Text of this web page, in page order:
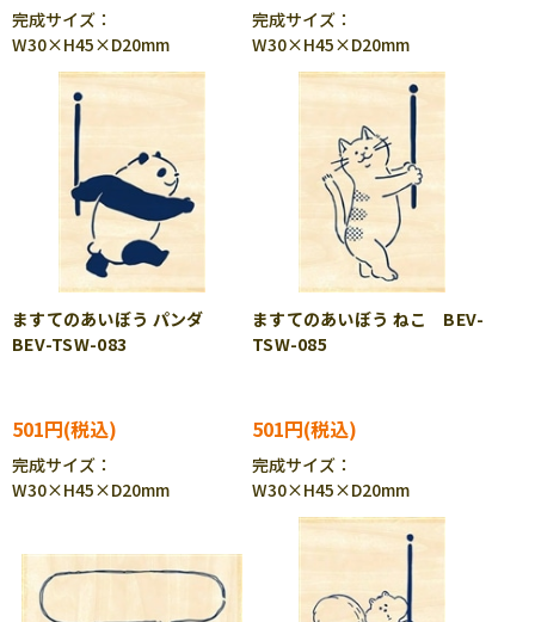
完成サイズ：
W30×H45×D20mm
完成サイズ：
W30×H45×D20mm
ますてのあいぼう パンダ
BEV-TSW-083
501円
完成サイズ：
W30×H45×D20mm
ますてのあいぼう ねこ BEV-
TSW-085
501円
完成サイズ：
W30×H45×D20mm